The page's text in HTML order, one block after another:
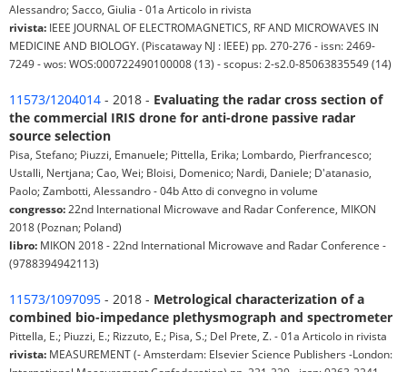
Alessandro; Sacco, Giulia - 01a Articolo in rivista
rivista: IEEE JOURNAL OF ELECTROMAGNETICS, RF AND MICROWAVES IN
MEDICINE AND BIOLOGY. (Piscataway NJ : IEEE) pp. 270-276 - issn: 2469-
7249 - wos: WOS:000722490100008 (13) - scopus: 2-s2.0-85063835549 (14)
11573/1204014 - 2018 - Evaluating the radar cross section of
the commercial IRIS drone for anti-drone passive radar
source selection
Pisa, Stefano; Piuzzi, Emanuele; Pittella, Erika; Lombardo, Pierfrancesco;
Ustalli, Nertjana; Cao, Wei; Bloisi, Domenico; Nardi, Daniele; D'atanasio,
Paolo; Zambotti, Alessandro - 04b Atto di convegno in volume
congresso: 22nd International Microwave and Radar Conference, MIKON
2018 (Poznan; Poland)
libro: MIKON 2018 - 22nd International Microwave and Radar Conference -
(9788394942113)
11573/1097095 - 2018 - Metrological characterization of a
combined bio-impedance plethysmograph and spectrometer
Pittella, E.; Piuzzi, E.; Rizzuto, E.; Pisa, S.; Del Prete, Z. - 01a Articolo in rivista
rivista: MEASUREMENT (- Amsterdam: Elsevier Science Publishers -London: